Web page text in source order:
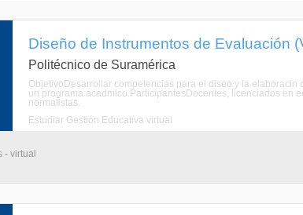
Diseño de Instrumentos de Evaluación
Politécnico de Suramérica
ObjetivoDesarrollar competencias para el diseo y la
un programa acadmico.ParticipantesDocentes, licenciados en
normalistas.
Estudiar Gestión Educativa virtual
- virtual